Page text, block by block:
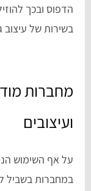
הדפוס ובכך
בשירות של
מחברות
ועיצובים
על אף השימוש
במחברות בשביל